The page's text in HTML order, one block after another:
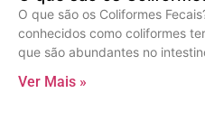
O que são os
O que são os Coliformes
conhecidos como coliformes